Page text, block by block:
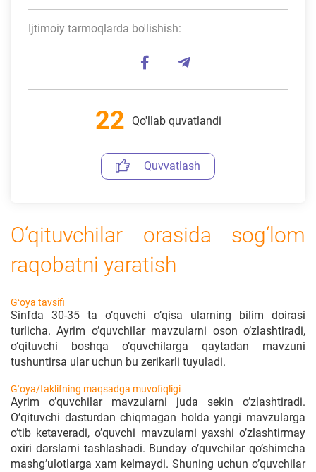
O‘qituvchilar orasida sog‘lom
raqobatni yaratish
Gʻoya tavsifi
Sinfda 30-35 ta o’quvchi o’qisa ularning bilim doirasi
turlicha. Ayrim o’quvchilar mavzularni oson o’zlashtiradi,
o’qituvchi boshqa o’quvchilarga qaytadan mavzuni
tushuntirsa ular uchun bu zerikarli tuyuladi.
Gʻoya/taklifning maqsadga muvofiqligi
Ayrim o’quvchilar mavzularni juda sekin o’zlashtiradi.
O’qituvchi dasturdan chiqmagan holda yangi mavzularga
o’tib ketaveradi, o’quvchi mavzularni yaxshi o’zlashtirmay
oxiri darslarni tashlashadi. Bunday o’quvchilar qo’shimcha
mashg’ulotlarga xam kelmaydi. Shuning uchun o’quvchilar
Ijtimoiy tarmoqlarda bo'lishish:
22 Qo'llab quvatlandi
Quvvatlash